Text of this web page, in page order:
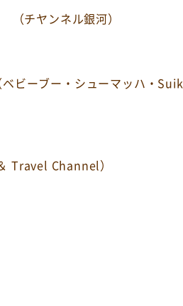
（チヤンネル銀河）
ビーブー・シューマッハ・
Travel Channel）